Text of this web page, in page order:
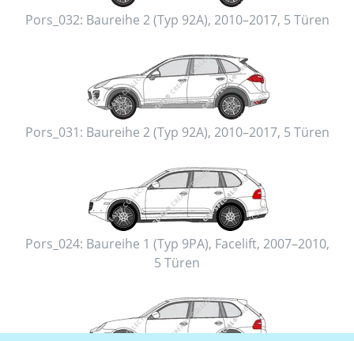
Pors_032: Baureihe 2 (Typ 92A), 2010–2017, 5 Türen
Pors_031: Baureihe 2 (Typ 92A), 2010–2017, 5 Türen
Pors_024: Baureihe 1 (Typ 9PA), Facelift, 2007–2010,
5 Türen